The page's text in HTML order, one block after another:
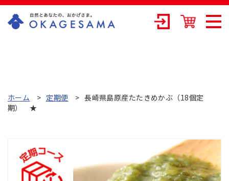
式会社の公式通
ホーム 定期便
長崎県島原産たたきめかぶ（18個定
期） ★